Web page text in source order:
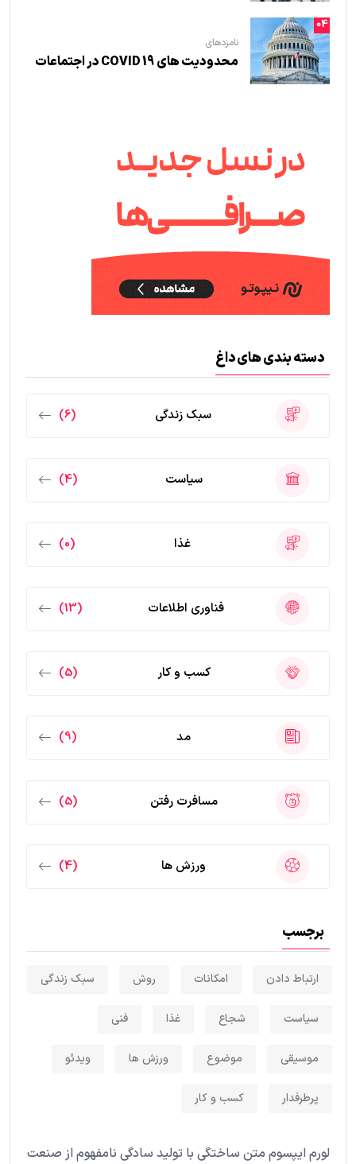
04
نامزدهای
محدودیت های COVID 19 در اجتماعات
دسته بندی های داغ
سبک زندگی (6)
سیاست (4)
غذا (0)
فناوری اطلاعات (13)
کسب و کار (5)
مد (9)
مسافرت رفتن (5)
ورزش ها (4)
برجسب
ارتباط دادن امکانات روش سبک زندگی
سیاست شجاع غذا فنی
موسیقی موضوع ورزش ها ویدئو
پرطرفدار کسب و کار
لورم ایپسوم متن ساختگی با تولید سادگی نامفهوم از صنعت